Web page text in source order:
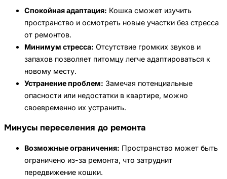
Спокойная адаптация: Кошка сможет изучить
пространство и осмотреть новые участки без стресса
от ремонтов.
Минимум стресса: Отсутствие громких звуков и
запахов позволяет питомцу легче адаптироваться к
новому месту.
Устранение проблем: Замечая потенциальные
опасности или недостатки в квартире, можно
своевременно их устранить.
Минусы переселения до ремонта
Возможные ограничения: Пространство может быть
ограничено из-за ремонта, что затруднит
передвижение кошки.